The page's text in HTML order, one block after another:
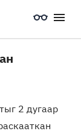
2 дугаар